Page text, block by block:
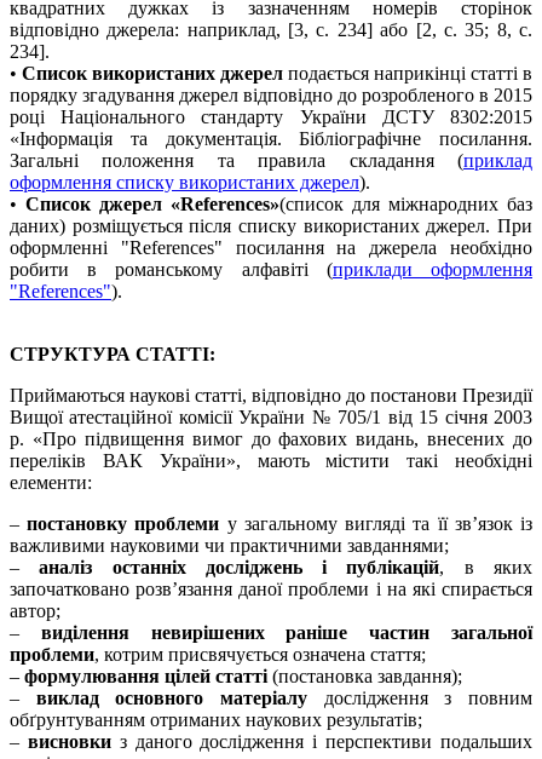
квадратних дужках із зазначенням номерів сторінок
відповідно джерела: наприклад, [3, с. 234] або [2, с. 35; 8, с.
234].
• Список використаних джерел подається наприкінці статті в
порядку згадування джерел відповідно до розробленого в 2015
році Національного стандарту України ДСТУ 8302:2015
«Інформація та документація. Бібліографічне посилання.
Загальні положення та правила складання (приклад
оформлення списку використаних джерел).
• Список джерел «References»(список для міжнародних баз
даних) розміщується після списку використаних джерел. При
оформленні "References" посилання на джерела необхідно
робити в романському алфавіті (приклади оформлення
"References").
СТРУКТУРА СТАТТІ:
Приймаються наукові статті, відповідно до постанови Президії
Вищої атестаційної комісії України № 705/1 від 15 січня 2003
р. «Про підвищення вимог до фахових видань, внесених до
переліків ВАК України», мають містити такі необхідні
елементи:
–постановку проблеми у загальному вигляді та її зв’язок із
важливими науковими чи практичними завданнями;
–аналіз останніх досліджень і публікацій, в яких
започатковано розв’язання даної проблеми і на які спирається
автор;
– виділення невирішених раніше частин загальної
проблеми, котрим присвячується означена стаття;
– формулювання цілей статті (постановка завдання);
– виклад основного матеріалу дослідження з повним
обґрунтуванням отриманих наукових результатів;
– висновкиз даного дослідження і перспективи подальших